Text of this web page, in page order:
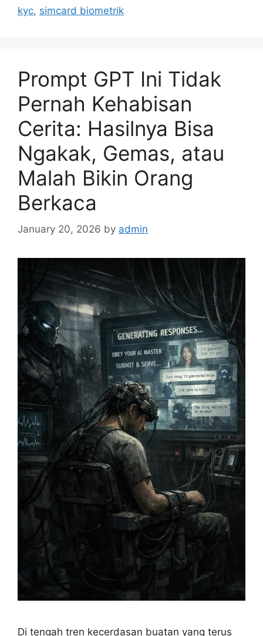
s
kyc, simcard biometrik
Prompt GPT Ini Tidak
Pernah Kehabisan
Cerita: Hasilnya Bisa
Ngakak, Gemas, atau
Malah Bikin Orang
Berkaca
January 20, 2026 by admin
Di tengah tren kecerdasan buatan yang terus